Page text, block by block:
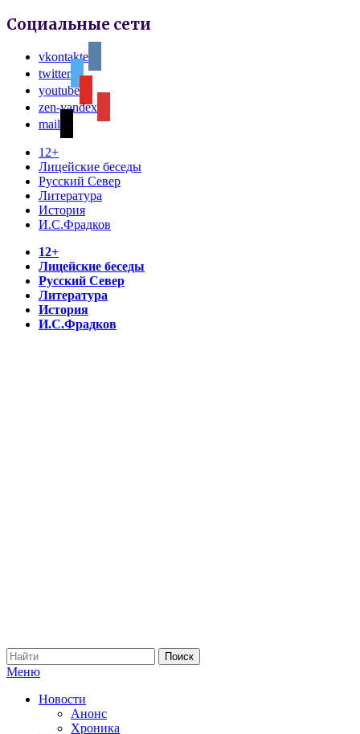
Социальные сети
vkontakte
twitter
youtube
zen-yandex
mail
12+
Лицейские беседы
Русский Север
Литература
История
И.С.Фрадков
12+
Лицейские беседы
Русский Север
Литература
История
И.С.Фрадков
Меню
Новости
Анонс
Хроника